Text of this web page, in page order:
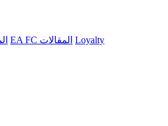
EA FC المقالات Loyalty